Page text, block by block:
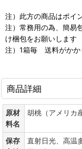
注）此方の商品はポイ
注）常務用の為、簡易
け梱包をお願いします
注）1箱毎 送料がかか
商品詳細
原材
料名
胡桃（アメリカ
保存
直射日光、高温